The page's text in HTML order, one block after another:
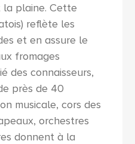
la plaine. Cette
reflète les
et en assure le
fromages
des connaisseurs,
près de 40
musicale, cors des
orchestres
donnent à la